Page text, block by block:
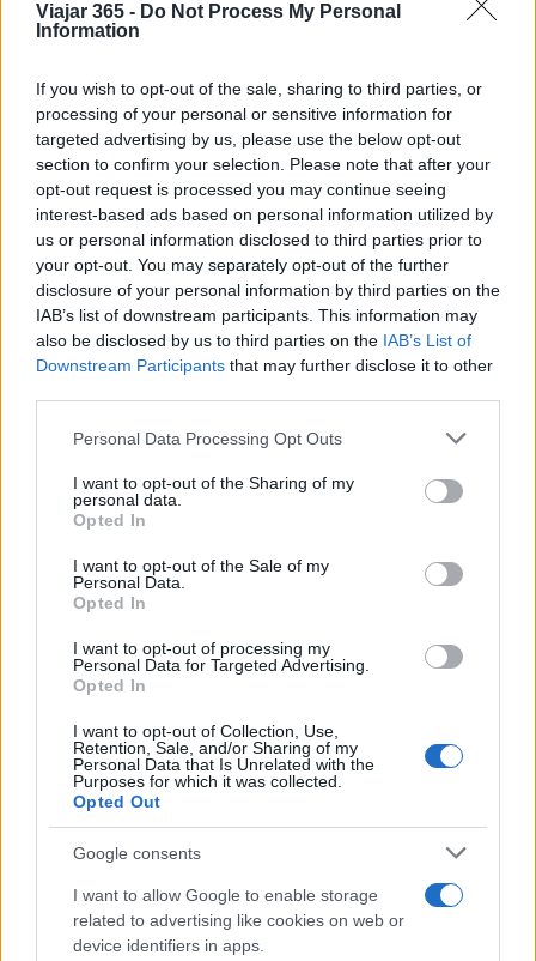
Viajar 365 - Do Not Process My Personal
Information
If you wish to opt-out of the sale, sharing to third parties, or
processing of your personal or sensitive information for
targeted advertising by us, please use the below opt-out
section to confirm your selection. Please note that after your
opt-out request is processed you may continue seeing
interest-based ads based on personal information utilized by
us or personal information disclosed to third parties prior to
your opt-out. You may separately opt-out of the further
disclosure of your personal information by third parties on the
IAB’s list of downstream participants. This information may
also be disclosed by us to third parties on the IAB’s List of
Downstream Participants that may further disclose it to other
Please note that this website/app uses one or more Google
not limited to your visit or usage behaviour. You may click to
grant or deny consent to Google and its third-party tags to
use your data for below specified purposes in below Google
consent section.
Personal Data Processing Opt Outs
I want to opt-out of the Sharing of my
personal data.
Opted In
I want to opt-out of the Sale of my
Personal Data.
Opted In
I want to opt-out of processing my
Personal Data for Targeted Advertising.
Opted In
I want to opt-out of Collection, Use,
Retention, Sale, and/or Sharing of my
Personal Data that Is Unrelated with the
Purposes for which it was collected.
Opted Out
Google consents
I want to allow Google to enable storage
related to advertising like cookies on web or
device identifiers in apps.
AUTOR
Staff
Sigue leyendo
NOTICIAS